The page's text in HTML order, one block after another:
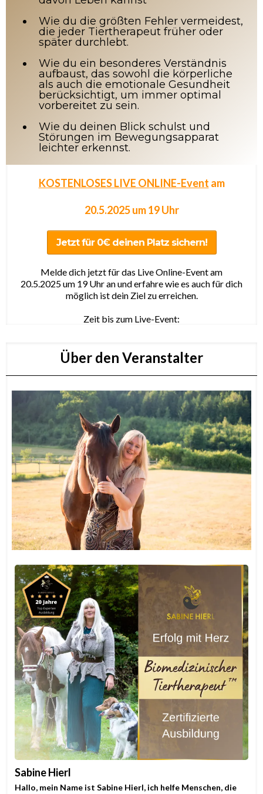
Wie du die größten Fehler vermeidest,
die jeder Tiertherapeut früher oder
später durchlebt.
Wie du ein besonderes Verständnis
aufbaust, das sowohl die körperliche
als auch die emotionale Gesundheit
berücksichtigt, um immer optimal
vorbereitet zu sein.
Wie du deinen Blick schulst und
Störungen im Bewegungsapparat
leichter erkennst.
KOSTENLOSES LIVE ONLINE-Event am
20.5.2025 um 19 Uhr
Jetzt für 0€ deinen Platz sichern!
Melde dich jetzt für das Live Online-Event am
20.5.2025 um 19 Uhr an und erfahre wie es auch für dich
möglich ist dein Ziel zu erreichen.
Zeit bis zum Live-Event:
Über den Veranstalter
Sabine Hierl
Hallo, mein Name ist Sabine Hierl, ich helfe Menschen, die